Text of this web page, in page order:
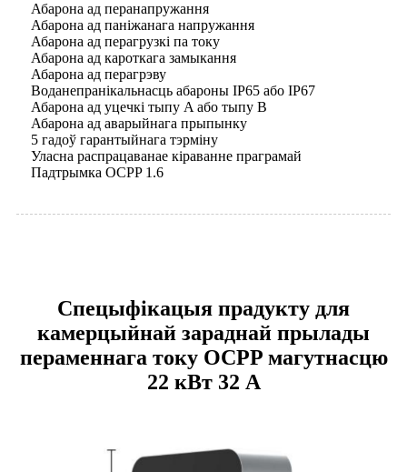
Абарона ад перанапружання
Абарона ад паніжанага напружання
Абарона ад перагрузкі па току
Абарона ад кароткага замыкання
Абарона ад перагрэву
Воданепранікальнасць абароны IP65 або IP67
Абарона ад уцечкі тыпу A або тыпу B
Абарона ад аварыйнага прыпынку
5 гадоў гарантыйнага тэрміну
Уласна распрацаванае кіраванне праграмай
Падтрымка OCPP 1.6
Спецыфікацыя прадукту для
камерцыйнай зараднай прылады
пераменнага току OCPP магутнасцю
22 кВт 32 А